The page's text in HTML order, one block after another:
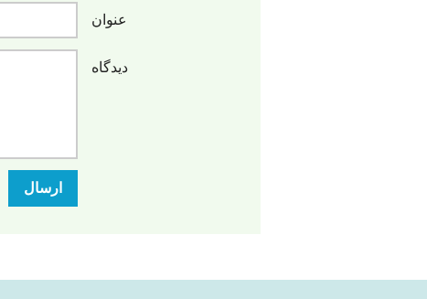
عنوان
دیدگاه
ارسال